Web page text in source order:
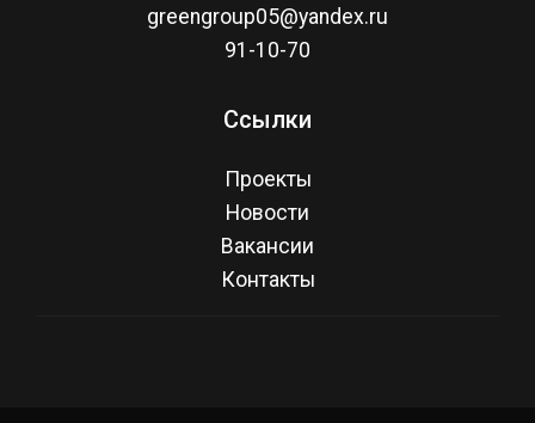
greengroup05@yandex.ru
91-10-70
Ссылки
Проекты
Новости
Вакансии
Контакты